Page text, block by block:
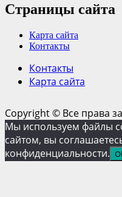
Страницы сайта
Карта сайта
Контакты
Контакты
Карта сайта
Copyright © Все права
Мы используем файлы
сайтом, вы
конфиденциальности.